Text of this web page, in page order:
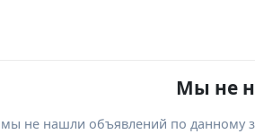
Мы не
не нашли объявлений по данному